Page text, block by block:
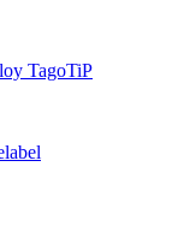
TagoTiP